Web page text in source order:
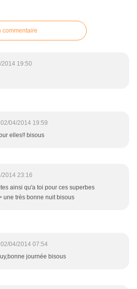
commentaire
2014 19:50
02/04/2014 19:59
elles!! bisous
2014 23:16
ainsi qu'a toi pour ces superbes
une très bonne nuit bisous
02/04/2014 07:54
journée bisous